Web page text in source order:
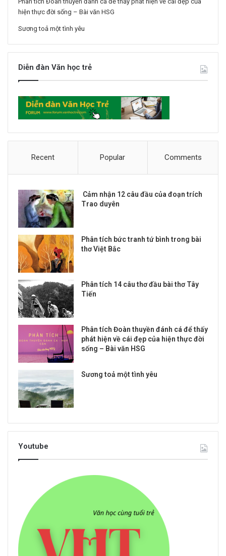
hiện thực đời sống – Bài văn HSG
Sương toả một tình yêu
Diễn đàn Văn học trẻ
Recent Popular Comments
Cảm nhận 12 câu đầu của đoạn trích
Trao duyên
Phân tích bức tranh tứ bình trong bài
thơ Việt Bắc
Phân tích 14 câu thơ đầu bài thơ Tây
Tiến
Phân tích Đoàn thuyền đánh cá để thấy
phát hiện về cái đẹp của hiện thực đời
sống – Bài văn HSG
Sương toả một tình yêu
Youtube